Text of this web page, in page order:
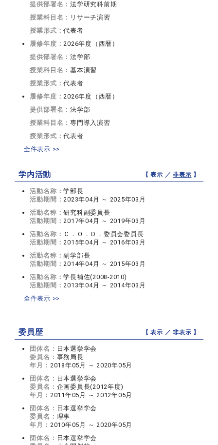
提供部署名：法学研究科前期
授業科目名： リサーチ演習
授業形式：代表者
履修年度：2026年度（西暦）
提供部署名：法学部
授業科目名：基本演習
授業形式：代表者
履修年度：2026年度（西暦）
提供部署名：法学部
授業科目名：専門導入演習
授業形式：代表者
全件表示 >>
学内活動 【 表示 ／非表示 】
活動名称：学部長
活動期間：2023年04月 ～ 2025年03月
活動名称：研究科副委員長
活動期間：2017年04月 ～ 2019年03月
活動名称： Ｃ．Ｏ．Ｄ．委員会委員長
活動期間：2015年04月 ～ 2016年03月
活動名称：副学部長
活動期間：2014年04月 ～ 2015年03月
活動名称：学長補佐(2008-2010)
活動期間：2013年04月 ～ 2014年03月
全件表示 >>
委員歴 【 表示 ／非表示 】
団体名： 日本選挙学会
委員名： 事務局長
年月： 2018年05月 ～ 2020年05月
団体名： 日本選挙学会
委員名： 企画委員長(2012年度)
年月： 2011年05月 ～ 2012年05月
団体名： 日本選挙学会
委員名： 理事
年月： 2010年05月 ～ 2020年05月
団体名： 日本選挙学会